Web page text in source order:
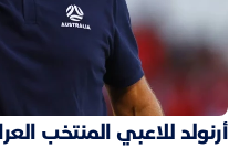
أرنولد للاعبي المنتخب